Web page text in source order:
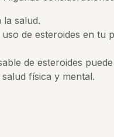
la salud.
de esteroides en tu
de esteroides
física y mental.